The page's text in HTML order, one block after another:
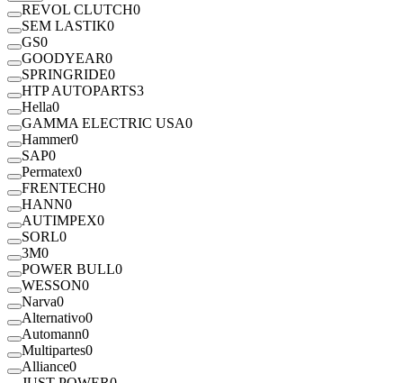
REVOL CLUTCH0
SEM LASTIK0
GS0
GOODYEAR0
SPRINGRIDE0
HTP AUTOPARTS3
Hella0
GAMMA ELECTRIC USA0
Hammer0
SAP0
Permatex0
FRENTECH0
HANN0
AUTIMPEX0
SORL0
3M0
POWER BULL0
WESSON0
Narva0
Alternativo0
Automann0
Multipartes0
Alliance0